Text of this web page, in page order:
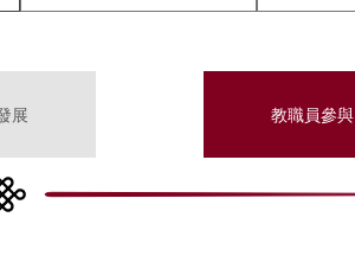
展 教職員參與